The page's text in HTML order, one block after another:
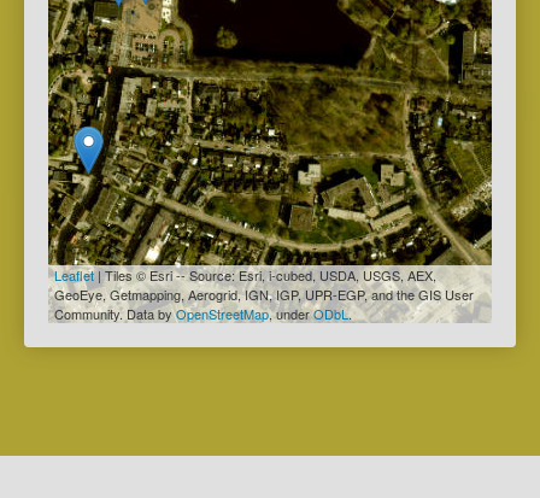
Leaflet | Tiles © Esri -- Source: Esri, i-cubed, USDA, USGS, AEX,
GeoEye, Getmapping, Aerogrid, IGN, IGP, UPR-EGP, and the GIS User
Community. Data byOpenStreetMap, underODbL.